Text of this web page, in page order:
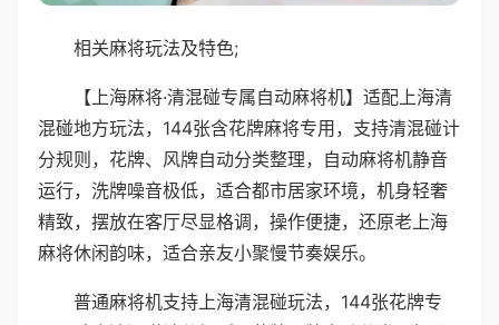
相关麻将玩法及特色;
【上海麻将·清混碰专属自动麻将机】适配上海清
混碰地方玩法，144张含花牌麻将专用，支持清混碰计
分规则，花牌、风牌自动分类整理，自动麻将机静音
运行，洗牌噪音极低，适合都市居家环境，机身轻奢
精致，摆放在客厅尽显格调，操作便捷，还原老上海
麻将休闲韵味，适合亲友小聚慢节奏娱乐。
普通麻将机支持上海清混碰玩法，144张花牌专